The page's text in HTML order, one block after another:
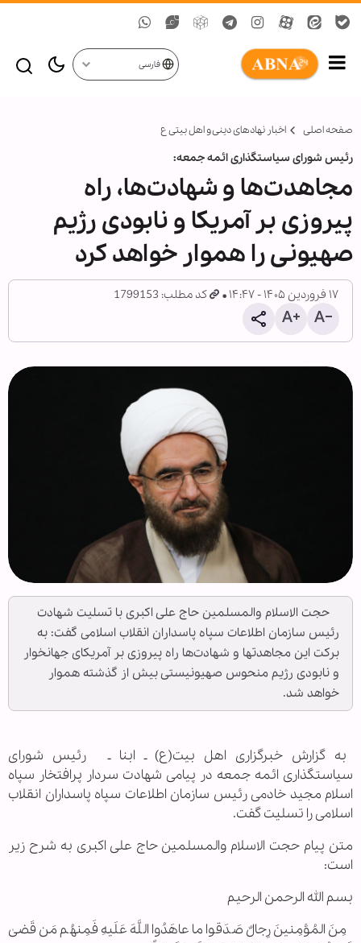
فارسی
صفحه اصلی اخبار نهادهای دینی و اهل بیتی ع
رئیس شورای سیاستگذاری ائمه جمعه:
مجاهدت‌ها و شهادت‌ها، راه
پیروزی بر آمریکا و نابودی رژیم
صهیونی را هموار خواهد کرد
۱۷ فروردین ۱۴۰۵ - ۱۴:۴۷ کد مطلب: 1799153
حجت الاسلام والمسلمین حاج علی اکبری با تسلیت شهادت
رئیس سازمان اطلاعات سپاه پاسداران انقلاب اسلامی گفت: به
برکت این مجاهدتها و شهادت‌ها راه پیروزی بر آمریکای جهانخوار
و نابودی رژیم منحوس صهیونیستی بیش از گذشته هموار
خواهد شد.
به گزارش خبرگزاری اهل بیت(ع) ـ ابنا ـ رئیس شورای
سیاستگذاری ائمه جمعه در پیامی شهادت سردار پرافتخار سپاه
اسلام مجید خادمی رئیس سازمان اطلاعات سپاه پاسداران انقلاب
اسلامی را تسلیت گفت.
متن پیام حجت الاسلام والمسلمین حاج علی اکبری به شرح زیر
است:
بسم الله الرحمن الرحیم
مِنَ المُؤمِنینَ رِجالٌ صَدَقوا ما عاهَدُوا اللَّهَ عَلَیهِ فَمِنهُم مَن قَضیٰ